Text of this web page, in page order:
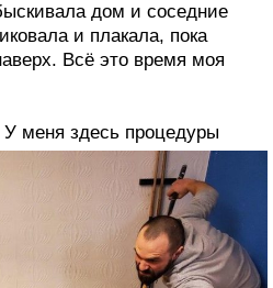
дом и соседние
и плакала, пока
Всё это время моя
меня здесь процедуры